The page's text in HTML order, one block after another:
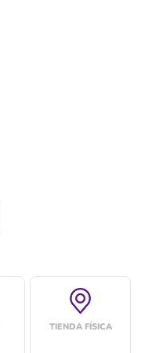
TIENDA FÍSICA